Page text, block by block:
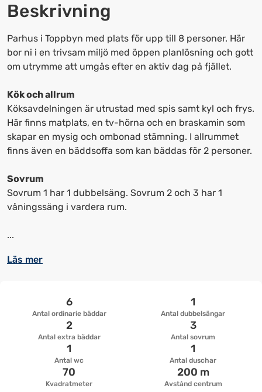
Tryck
på
frågetecknet
för
att
upp
kortkommandon
för
att
ändra
frågetecknet
för
att
kortkommandon
för
att
ändra
Beskrivning
Parhus i Toppbyn med plats för upp till 8 personer. Här
bor ni i en trivsam miljö med öppen planlösning och gott
om utrymme att umgås efter en aktiv dag på fjället.
Kök och allrum
Köksavdelningen är utrustad med spis samt kyl och frys.
Här finns matplats, en tv-hörna och en braskamin som
skapar en mysig och ombonad stämning. I allrummet
finns även en bäddsoffa som kan bäddas för 2 personer.
Sovrum
Sovrum 1 har 1 dubbelsäng. Sovrum 2 och 3 har 1
våningssäng i vardera rum.
...
Läs mer
Antal ordinarie bäddar
6
Antal dubbelsängar
1
Antal extra bäddar
2
Antal sovrum
3
Antal wc
1
Antal duschar
1
Kvadratmeter
70
Avstånd centrum
200 m